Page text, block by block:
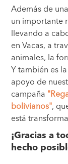
Además de
un importante
llevando a
en Vacas, a
animales, la
Y también es
apoyo de
campaña
bolivianos",
está
¡Gracias a
hecho